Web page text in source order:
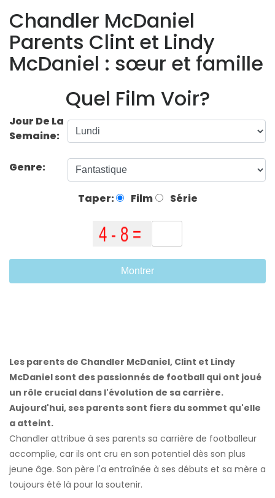
Chandler McDaniel
Parents Clint et Lindy
McDaniel : sœur et famille
Quel Film Voir?
Jour De La
Semaine:
Genre:
Taper: Film Série
Montrer
Les parents de Chandler McDaniel, Clint et Lindy
McDaniel sont des passionnés de football qui ont joué
un rôle crucial dans l'évolution de sa carrière.
Aujourd'hui, ses parents sont fiers du sommet qu'elle
a atteint.
Chandler attribue à ses parents sa carrière de footballeur
accomplie, car ils ont cru en son potentiel dès son plus
jeune âge. Son père l'a entraînée à ses débuts et sa mère a
toujours été là pour la soutenir.